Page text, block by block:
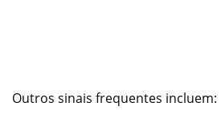
Outros sinais frequentes incluem: